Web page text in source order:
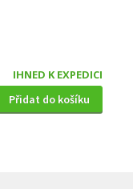
IHNED K EXPEDICI
Přidat do košíku